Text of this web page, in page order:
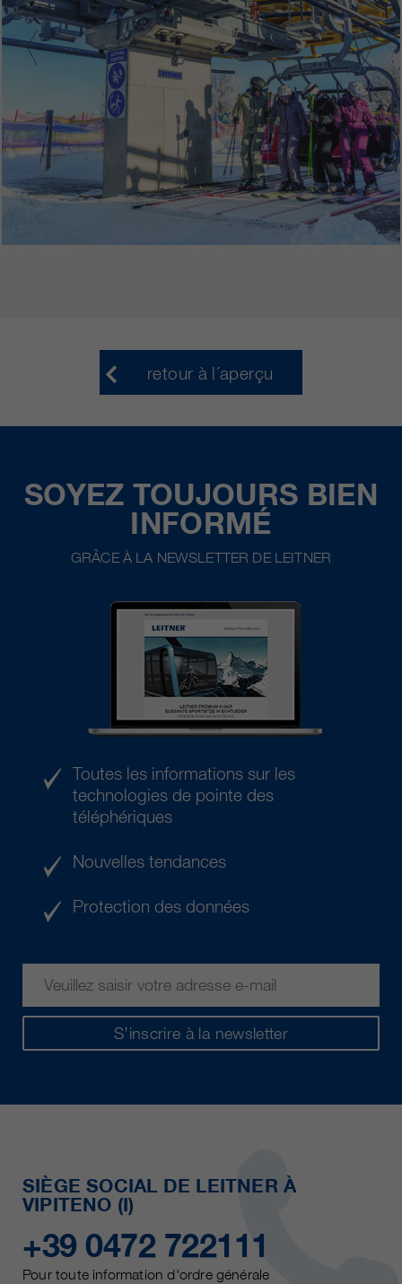
retour à l´aperçu
SOYEZ TOUJOURS BIEN
INFORMÉ
GRÂCE À LA NEWSLETTER DE LEITNER
S’inscrire à la newsletter
Toutes les informations sur les
technologies de pointe des
téléphériques
Nouvelles tendances
Protection des données
SIÈGE SOCIAL DE LEITNER À
VIPITENO (I)
+39 0472 722111
Pour toute information d'ordre générale